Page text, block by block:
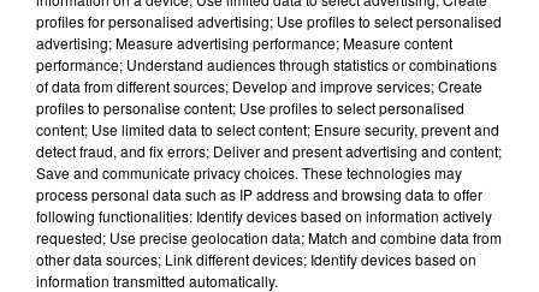
ROOM ENTRE...
profiles for personalised advertising; Use profiles to select personalised
advertising; Measure advertising performance; Measure content
performance; Understand audiences through statistics or combinations
of data from different sources; Develop and improve services; Create
profiles to personalise content; Use profiles to select personalised
content; Use limited data to select content; Ensure security, prevent and
detect fraud, and fix errors; Deliver and present advertising and content;
Save and communicate privacy choices. These technologies may
process personal data such as IP address and browsing data to offer
following functionalities: Identify devices based on information actively
requested; Use precise geolocation data; Match and combine data from
other data sources; Link different devices; Identify devices based on
information transmitted automatically.